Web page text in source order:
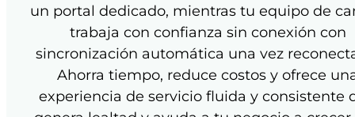
un portal dedicado, mientras tu equipo de
trabaja con confianza sin conexión con
sincronización automática una vez
Ahorra tiempo, reduce costos y ofrece
experiencia de servicio fluida y consistente